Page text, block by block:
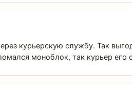
курьерскую службу. Так
моноблок, так курьер